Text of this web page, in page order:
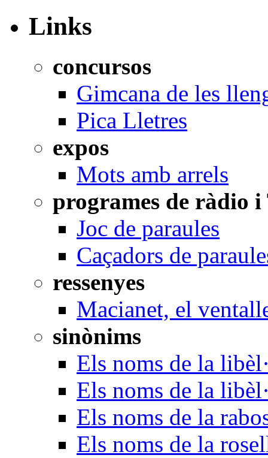
Links
concursos
Gimcana de les
Pica Lletres
expos
Mots amb arrels
programes de ràdio
Joc de paraules
Caçadors de
ressenyes
Macianet, el
sinònims
Els noms de la
Els noms de la
Els noms de la
Els noms de la